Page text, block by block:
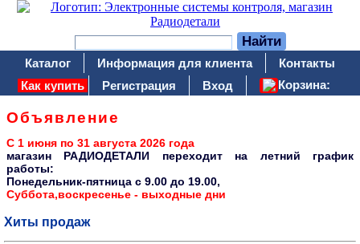
Каталог Информация для клиента
Контакты
Как купить
Регистрация Вход Корзина:
Объявление
С 1 июня по 31 августа 2026 года
магазин РАДИОДЕТАЛИ переходит на летний график
работы:
Понедельник-пятница c 9.00 до 19.00,
Суббота,воскресенье - выходные дни
Хиты продаж